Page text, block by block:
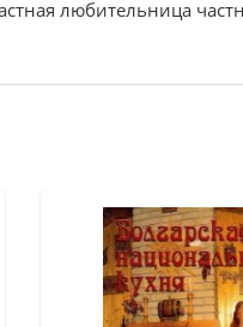
любительница